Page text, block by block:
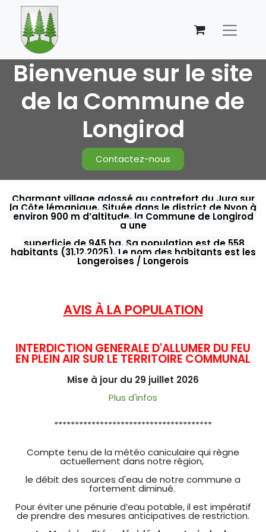
Bienvenue sur le site
de la Commune de
Longirod
Contactez-nous
Charmant village adossé au contrefort du Jura sur
la Côte lémanique. Située dans le district de Nyon à
environ 900 m d’altitude, la Commune de Longirod
a une
superficie de 945 ha. Sa population est de 558
habitants (31.12.2025). Le nom des habitants est les
Longeroises / Longerois
AVIS À LA POPULATION
INTERDICTION GENERALE D'ALLUMER DU FEU
EN PLEIN AIR SUR LE TERRITOIRE COMMUNAL
Mise à jour du 29 juillet 2026
Plus d'infos
**************************************
Compte tenu de la météo caniculaire qui règne
actuellement dans notre région,
le débit des sources d'eau de notre commune a
fortement diminué.
Pour éviter une pénurie d’eau potable, il est impératif
de prendre des mesures anticipatives de restriction.